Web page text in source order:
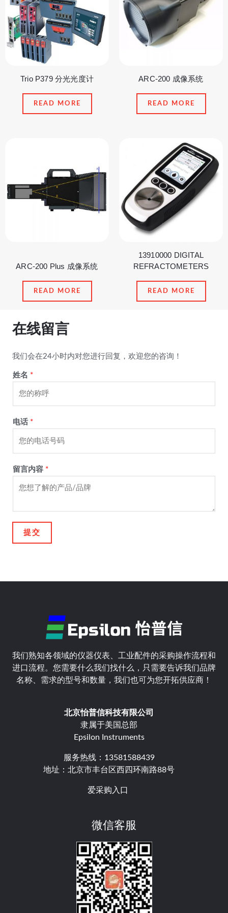
Trio P379 分光光度计
READ MORE
ARC-200 成像系统
READ MORE
ARC-200 Plus 成像系统
READ MORE
13910000 DIGITAL
REFRACTOMETERS
READ MORE
在线留言
我们会在24小时内对您进行回复，欢迎您的咨询！
姓名 *
电话 *
留言内容 *
提交
我们熟知各领域的仪器仪表、工业配件的采购操作流程和
进口流程。您需要什么我们找什么，只需要告诉我们品牌
名称、需求的型号和数量，我们也可为您开拓供应商！
北京怡普信科技有限公司
隶属于美国总部
Epsilon Instruments
服务热线：13581588439
地址：北京市丰台区西四环南路88号
爱采购入口
微信客服